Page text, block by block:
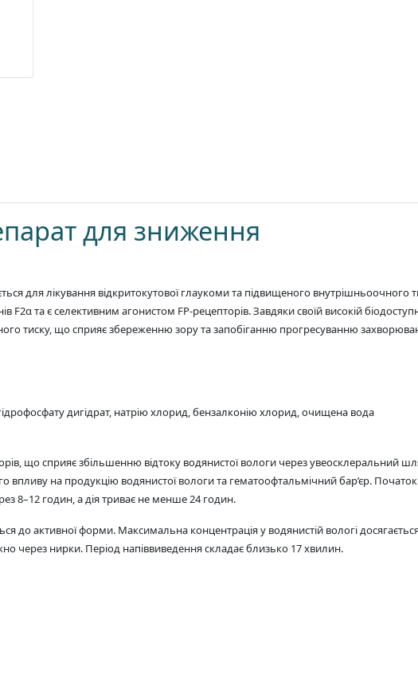
для зниження
для лікування відкритокутової глаукоми та підвищеного внутрішньоочного
та є селективним агонистом FP-рецепторів. Завдяки своїй високій
тиску, що сприяє збереженню зору та запобіганню прогресуванню
дигідрат, натрію хлорид, бензалконію хлорид, очищена вода
що сприяє збільшенню відтоку водянистої вологи через увеосклеральний
на продукцію водянистої вологи та гематоофтальмічний бар’єр. Початок
8–12 годин, а дія триває не менше 24 годин.
до активної форми. Максимальна концентрація у водянистій вологі
через нирки. Період напіввиведення складає близько 17 хвилин.